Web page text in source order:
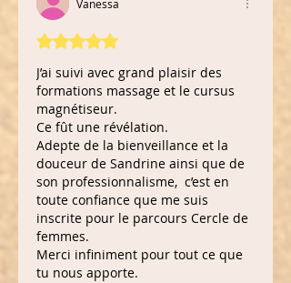
Vanessa
Noté 5 étoiles sur 5.
J’ai suivi avec grand plaisir des
formations massage et le cursus
magnétiseur.
Ce fût une révélation.
Adepte de la bienveillance et la
douceur de Sandrine ainsi que de
son professionnalisme,  c’est en
toute confiance que me suis
inscrite pour le parcours Cercle de
femmes.
Merci infiniment pour tout ce que
tu nous apporte.